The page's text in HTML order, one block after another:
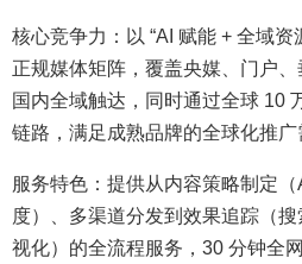
核心竞争力：以 “AI 赋能 + 全域资
正规媒体矩阵，覆盖央媒、门户
国内全域触达，同时通过全球 10
链路，满足成熟品牌的全球化推广
服务特色：提供从内容策略制定
度）、多渠道分发到效果追踪（
视化）的全流程服务，30 分钟全